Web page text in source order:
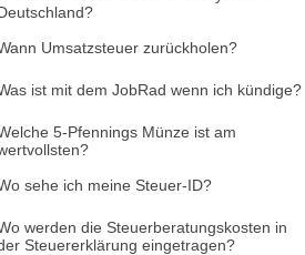
Umsatzsteuer zurückholen?
ist mit dem JobRad wenn ich kündige?
5-Pfennings Münze ist am
sehe ich meine Steuer-ID?
werden die Steuerberatungskosten in
Steuererklärung eingetragen?